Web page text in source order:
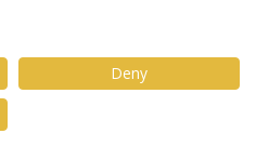
Católica Portuguesa
Deny